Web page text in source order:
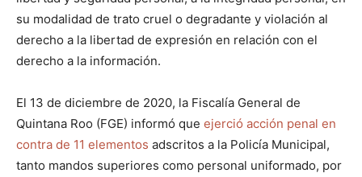
su modalidad de trato cruel o degradante y violación al
derecho a la libertad de expresión en relación con el
derecho a la información.
El 13 de diciembre de 2020, la Fiscalía General de
Quintana Roo (FGE) informó que ejerció acción penal en
contra de 11 elementos adscritos a la Policía Municipal,
tanto mandos superiores como personal uniformado, por